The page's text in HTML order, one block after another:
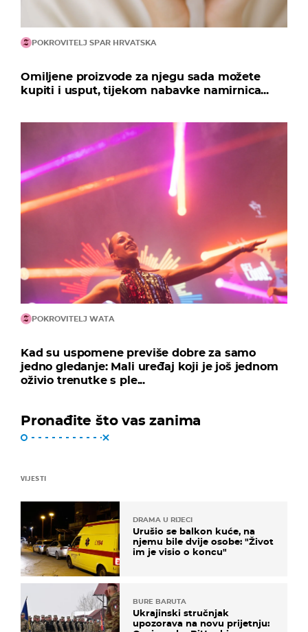
POKROVITELJ SPAR HRVATSKA
Omiljene proizvode za njegu sada možete
kupiti i usput, tijekom nabavke namirnica...
POKROVITELJ WATA
Kad su uspomene previše dobre za samo
jedno gledanje: Mali uređaj koji je još jednom
oživio trenutke s ple...
Pronađite što vas zanima
VIJESTI
DRAMA U RIJECI
Urušio se balkon kuće, na
njemu bile dvije osobe: "Život
im je visio o koncu"
BURE BARUTA
Ukrajinski stručnjak
upozorava na novu prijetnju: